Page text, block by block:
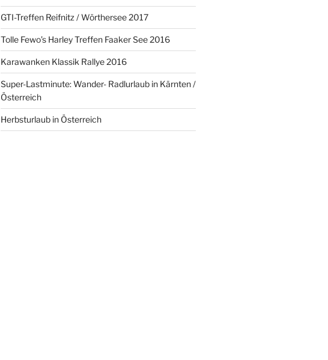
GTI-Treffen Reifnitz / Wörthersee 2017
Tolle Fewo’s Harley Treffen Faaker See 2016
Karawanken Klassik Rallye 2016
Super-Lastminute: Wander- Radlurlaub in Kärnten /
Österreich
Herbsturlaub in Österreich